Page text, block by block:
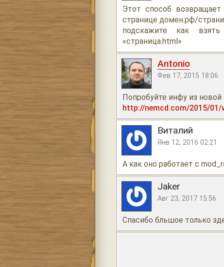
Этот способ
странице домен.рф/
подскажите как
«страница.html»
Antonio
Фев 17, 2015 18:06
Попробуйте инфу из новой
http://nemcd.com/2015/
Виталий
Янв 12, 2016 02:21
А как оно работает с
Jaker
Авг 23, 2017 15:56
Спасибо бльшое только